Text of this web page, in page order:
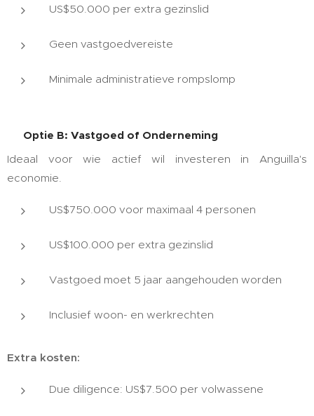
US$50.000 per extra gezinslid
Geen vastgoedvereiste
Minimale administratieve rompslomp
🏠 Optie B: Vastgoed of Onderneming
Ideaal voor wie actief wil investeren in Anguilla's
economie.
US$750.000 voor maximaal 4 personen
US$100.000 per extra gezinslid
Vastgoed moet 5 jaar aangehouden worden
Inclusief woon- en werkrechten
Extra kosten:
Due diligence: US$7.500 per volwassene